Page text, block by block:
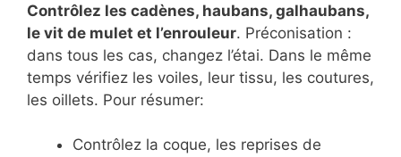
Contrôlez les cadènes, haubans, galhaubans,
le vit de mulet et l’enrouleur. Préconisation :
dans tous les cas, changez l’étai. Dans le même
temps vérifiez les voiles, leur tissu, les coutures,
les oillets. Pour résumer:
Contrôlez la coque, les reprises de